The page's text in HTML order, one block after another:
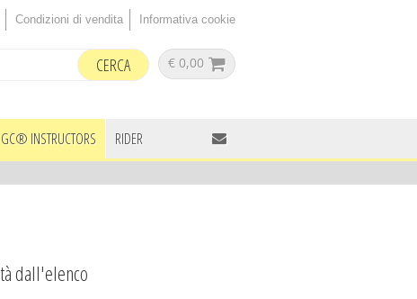
Condizioni di vendita Informativa cookie
€ 0,00
GC® INSTRUCTORS RIDER
dall'elenco